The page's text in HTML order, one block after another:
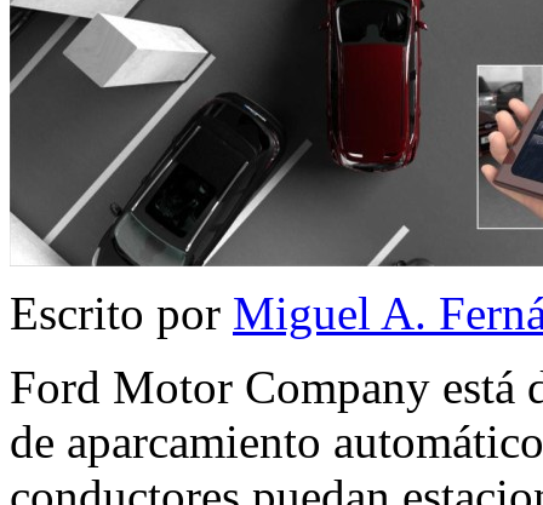
Escrito por Miguel A.
Ford Motor Company está
de aparcamiento